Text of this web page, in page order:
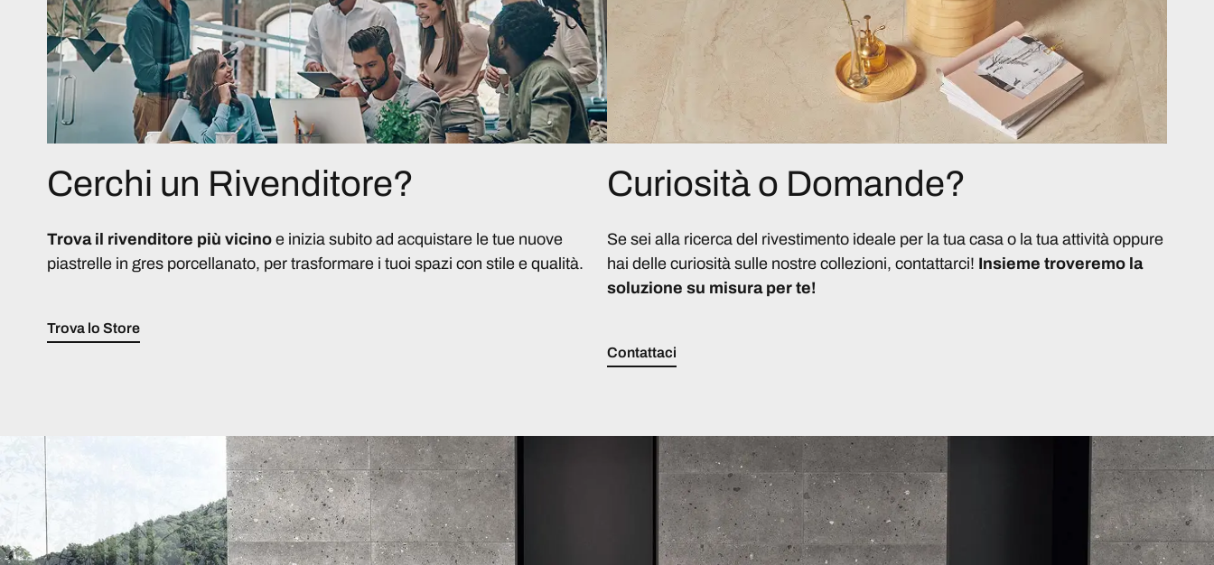
Cerchi un Rivenditore?
Trova il rivenditore più vicino e inizia subito ad acquistare le tue nuove
piastrelle in gres porcellanato, per trasformare i tuoi spazi con stile e qualità.
Trova lo Store
Curiosità o Domande?
Se sei alla ricerca del rivestimento ideale per la tua casa o la tua attività oppure
hai delle curiosità sulle nostre collezioni, contattarci! Insieme troveremo la
soluzione su misura per te!
Contattaci